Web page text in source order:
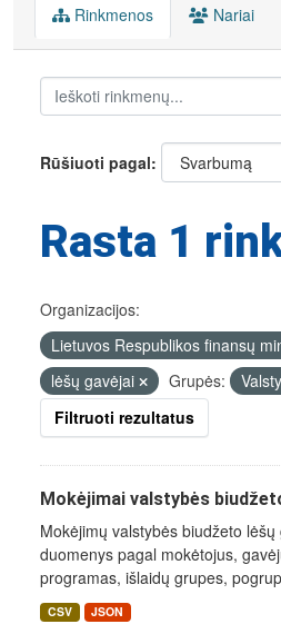
Rinkmenos Nariai
Rūšiuoti pagal
Rasta 1
Organizacijos:
Lietuvos Respublikos finansų
lėšų gavėjai
Grupės:
Filtruoti rezultatus
Mokėjimai valstybės
Mokėjimų valstybės biudžeto
duomenys pagal mokėtojus,
programas, išlaidų grupes,
CSV JSON